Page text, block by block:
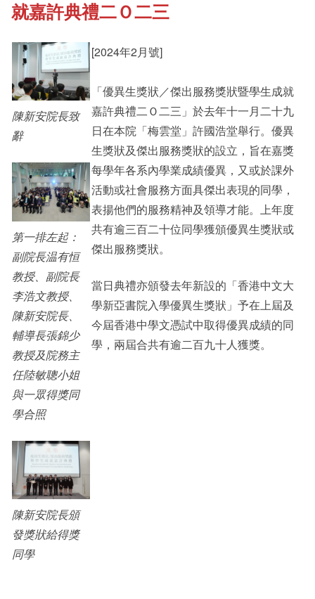
新亞影集
Student Development
Staff Engagement
Alumni Connections
就嘉許典禮二Ｏ二三
陳新安院長致
辭
第一排左起：
副院長温有恒
教授、副院長
李浩文教授、
陳新安院長、
輔導長張錦少
教授及院務主
任陸敏聰小姐
與一眾得獎同
學合照
陳新安院長頒
發獎狀給得獎
同學
[2024年2月號]
「優異生獎狀／傑出服務獎狀暨學生成就
嘉許典禮二Ｏ二三」於去年十一月二十九
日在本院「梅雲堂」許國浩堂舉行。優異
生獎狀及傑出服務獎狀的設立，旨在嘉獎
每學年各系內學業成績優異，又或於課外
活動或社會服務方面具傑出表現的同學，
表揚他們的服務精神及領導才能。上年度
共有逾三百二十位同學獲頒優異生獎狀或
傑出服務獎狀。
當日典禮亦頒發去年新設的「香港中文大
學新亞書院入學優異生獎狀」予在上屆及
今屆香港中學文憑試中取得優異成績的同
學，兩屆合共有逾二百九十人獲獎。